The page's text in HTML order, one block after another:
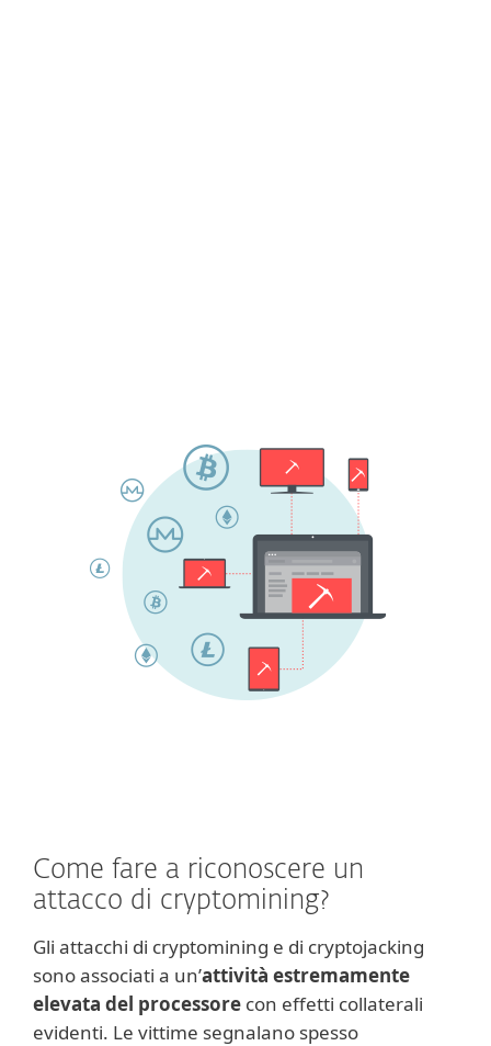
Come fare a riconoscere un
attacco di cryptomining?
Gli attacchi di cryptomining e di cryptojacking
sono associati a un’attività estremamente
elevata del processore con effetti collaterali
evidenti. Le vittime segnalano spesso